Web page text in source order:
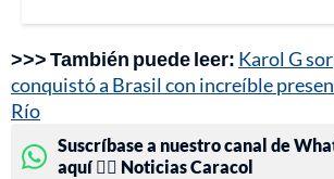
>>> También puede leer: Karol G
conquistó a Brasil con increíble
Río
Suscríbase a nuestro canal de
aquí 👉🏻 Noticias Caracol